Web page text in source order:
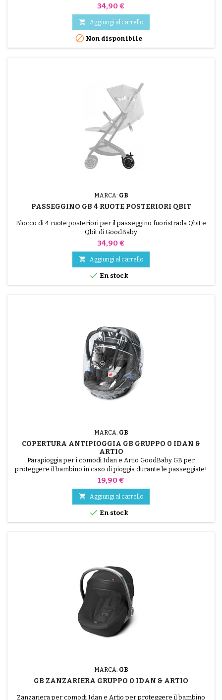
Prezzo
34,90 €
 Aggiungi al carrello
 Non disponibile
MARCA: GB
PASSEGGINO GB 4 RUOTE POSTERIORI QBIT
Blocco di 4 ruote posteriori per il passeggino fuoristrada Qbit e
Qbit di GoodBaby
Prezzo
34,90 €
 Aggiungi al carrello
 En stock
MARCA: GB
COPERTURA ANTIPIOGGIA GB GRUPPO 0 IDAN &
ARTIO
Parapioggia per i comodi Idan e Artio GoodBaby GB per
proteggere il bambino in caso di pioggia durante le passeggiate!
Prezzo
19,90 €
 Aggiungi al carrello
 En stock
MARCA: GB
GB ZANZARIERA GRUPPO 0 IDAN & ARTIO
Zanzariera per comodi Idan e Artio per proteggere il bambino